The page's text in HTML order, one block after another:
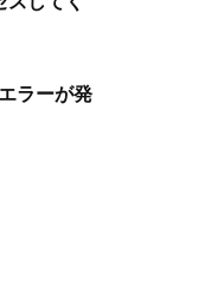
ラーが発